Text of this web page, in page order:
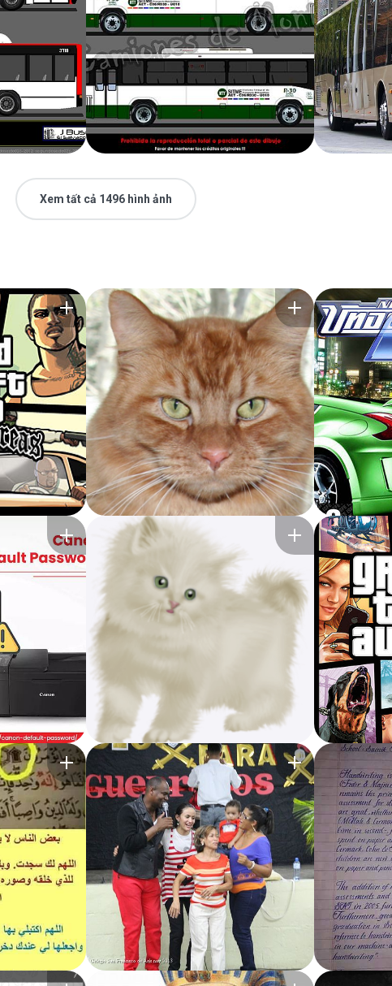
Xem tất cả 1496 hình ảnh